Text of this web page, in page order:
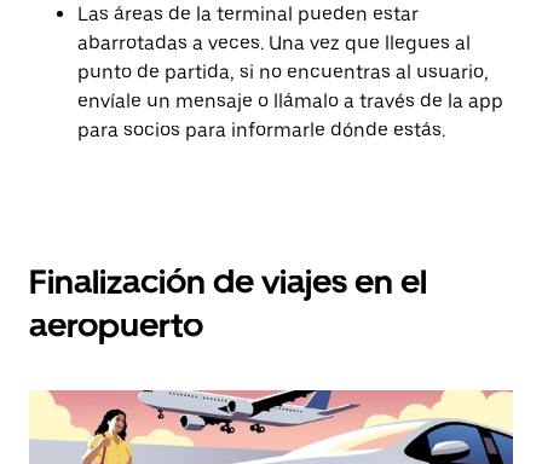
Las áreas de la terminal pueden estar
abarrotadas a veces. Una vez que llegues al
punto de partida, si no encuentras al usuario,
envíale un mensaje o llámalo a través de la app
para socios para informarle dónde estás.
Finalización de viajes en el
aeropuerto